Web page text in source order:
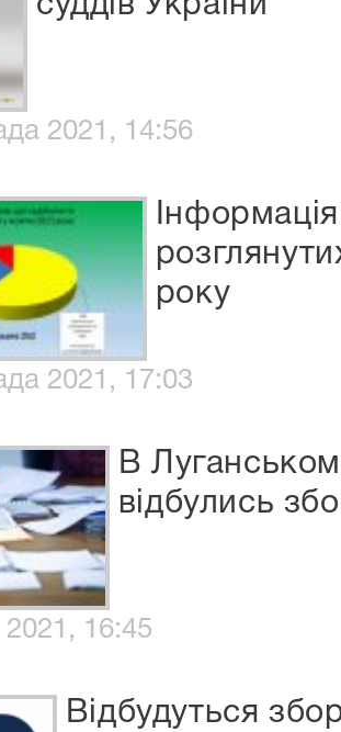
суддів України
2021, 14:56
року
2021, 17:03
В
відбулись
16:45
Відбудуться